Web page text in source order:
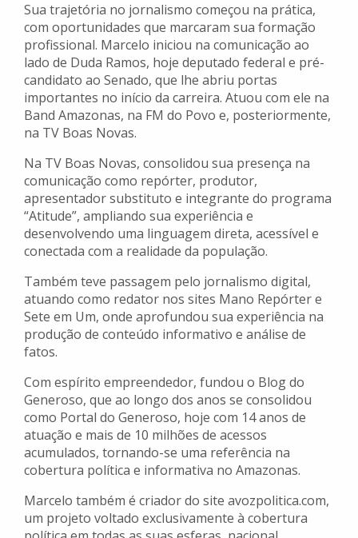
Sua trajetória no jornalismo começou na prática,
com oportunidades que marcaram sua formação
profissional. Marcelo iniciou na comunicação ao
lado de Duda Ramos, hoje deputado federal e pré-
candidato ao Senado, que lhe abriu portas
importantes no início da carreira. Atuou com ele na
Band Amazonas, na FM do Povo e, posteriormente,
na TV Boas Novas.
Na TV Boas Novas, consolidou sua presença na
comunicação como repórter, produtor,
apresentador substituto e integrante do programa
“Atitude”, ampliando sua experiência e
desenvolvendo uma linguagem direta, acessível e
conectada com a realidade da população.
Também teve passagem pelo jornalismo digital,
atuando como redator nos sites Mano Repórter e
Sete em Um, onde aprofundou sua experiência na
produção de conteúdo informativo e análise de
fatos.
Com espírito empreendedor, fundou o Blog do
Generoso, que ao longo dos anos se consolidou
como Portal do Generoso, hoje com 14 anos de
atuação e mais de 10 milhões de acessos
acumulados, tornando-se uma referência na
cobertura política e informativa no Amazonas.
Marcelo também é criador do site avozpolitica.com,
um projeto voltado exclusivamente à cobertura